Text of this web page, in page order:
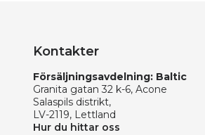
Kontakter
Försäljningsavdelning: Baltic
Granita gatan 32 k-6, Acone
Salaspils distrikt,
LV-2119, Lettland
Hur du hittar oss